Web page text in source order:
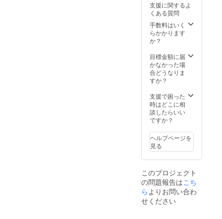
25cm x
25cm
【SNS
へお名
前を掲
名前ま
たは企
業名を
一覧形
公式
SNSに
掲載い
たしま
載期
間：ア
カウン
トが公
ている
限り、
いつで
もご覧
いただ
ます。
提供方
法：
メール
にて動
URLを
お送り
いたし
ます。
品】 明
石ボー
イズJr
のオリ
タオル
をお届
けいた
しま
ザイ
ン：制
作中の
ためデ
ザイン
支援に関するよ
くある質問
手数料はいく
らかかります
か？
目標金額に届
かなかった場
合どうなりま
すか？
支援で困った
時はどこに相
談したらいい
ですか？
ヘルプページを
見る
このプロジェクト
の問題報告はこち
らよりお問い合わ
せください